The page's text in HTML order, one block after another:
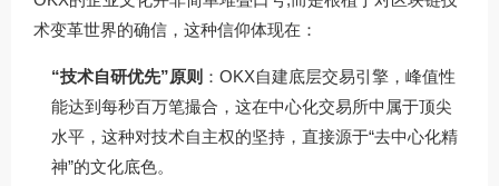
术变革世界的确信，这种信仰体现在：
“技术自研优先”原则 ：OKX自建底层交易引擎，峰值性
能达到每秒百万笔撮合，这在中心化交易所中属于顶尖
水平，这种对技术自主权的坚持，直接源于“去中心化精
神”的文化底色。